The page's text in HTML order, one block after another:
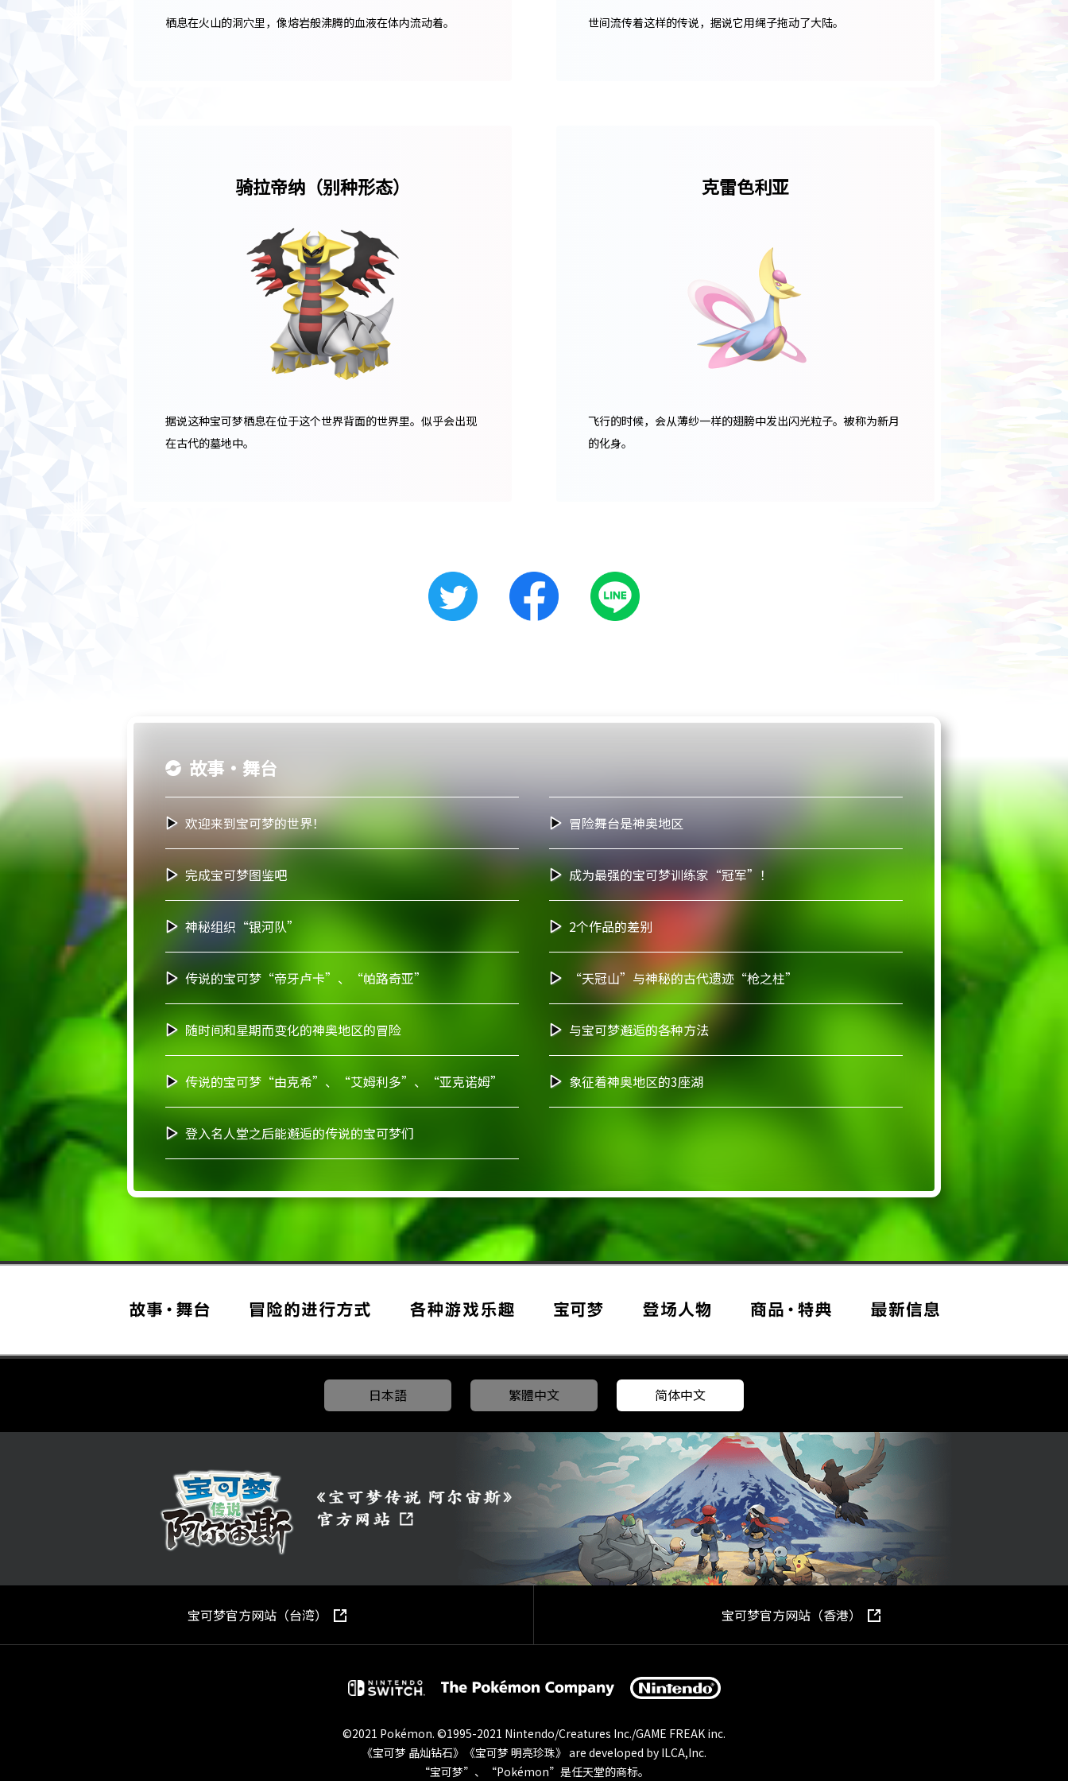
栖息在火山的洞穴里，像熔岩般沸腾的血液在体内流动着。 世间流传着这样的传说，据说它用绳子拖动了大陆。
骑拉帝纳 （别种形态）
据说这种宝可梦栖息在位于这个世界背面的世界里。似乎会出现
在古代的墓地中。
克雷色利亚
飞行的时候，会从薄纱一样的翅膀中发出闪光粒子。被称为新月
的化身。
故事・舞台
欢迎来到宝可梦的世界！ 冒险舞台是神奥地区
完成宝可梦图鉴吧 成为最强的宝可梦训练家“冠军”！
神秘组织“银河队” 2个作品的差别
传说的宝可梦“帝牙卢卡”、“帕路奇亚” “天冠山”与神秘的古代遗迹“枪之柱”
随时间和星期而变化的神奥地区的冒险 与宝可梦邂逅的各种方法
传说的宝可梦“由克希”、“艾姆利多”、“亚克诺姆” 象征着神奥地区的3座湖
登入名人堂之后能邂逅的传说的宝可梦们
日本語 繁體中文 简体中文
宝可梦官方网站（台湾） 宝可梦官方网站（香港）
©2021 Pokémon. ©1995-2021 Nintendo/Creatures Inc./GAME FREAK inc.
《宝可梦 晶灿钻石》《宝可梦 明亮珍珠》 are developed by ILCA,Inc.
“宝可梦”、“Pokémon”是任天堂的商标。